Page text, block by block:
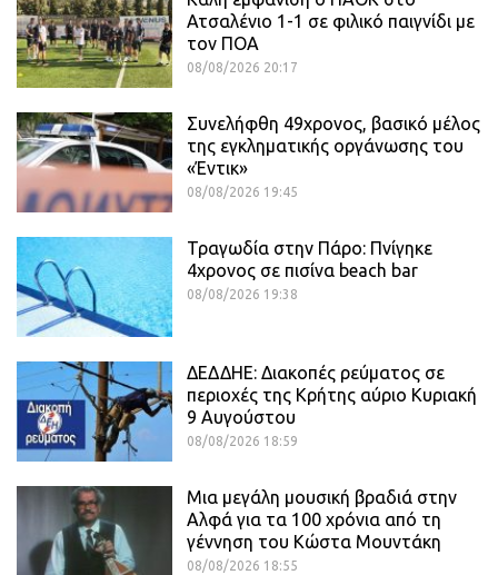
Ατσαλένιο 1-1 σε φιλικό παιγνίδι με
τον ΠΟΑ
08/08/2026 20:17
Συνελήφθη 49χρονος, βασικό μέλος
της εγκληματικής οργάνωσης του
«Έντικ»
08/08/2026 19:45
Τραγωδία στην Πάρο: Πνίγηκε
4χρονος σε πισίνα beach bar
08/08/2026 19:38
ΔΕΔΔΗΕ: Διακοπές ρεύματος σε
περιοχές της Κρήτης αύριο Κυριακή
9 Αυγούστου
08/08/2026 18:59
Μια μεγάλη μουσική βραδιά στην
Αλφά για τα 100 χρόνια από τη
γέννηση του Κώστα Μουντάκη
08/08/2026 18:55